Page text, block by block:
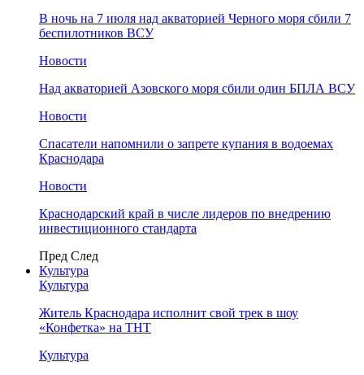
В ночь на 7 июля над акваторией Черного моря сбили 7
беспилотников ВСУ
Новости
Над акваторией Азовского моря сбили один БПЛА ВСУ
Новости
Спасатели напомнили о запрете купания в водоемах
Краснодара
Новости
Краснодарский край в числе лидеров по внедрению
инвестиционного стандарта
Пред След
Культура
Культура
Житель Краснодара исполнит свой трек в шоу
«Конфетка» на ТНТ
Культура